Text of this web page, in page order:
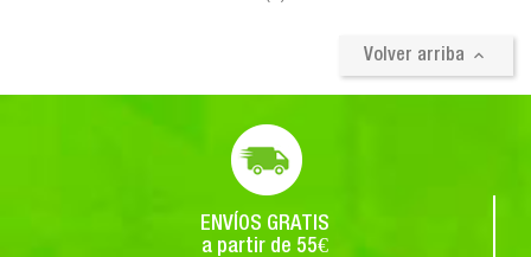
Volver arriba 
ENVÍOS GRATIS
a partir de 55€